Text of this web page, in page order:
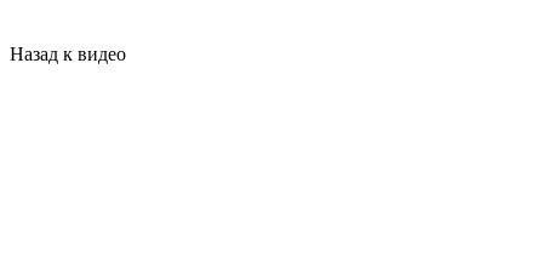
Назад к видео